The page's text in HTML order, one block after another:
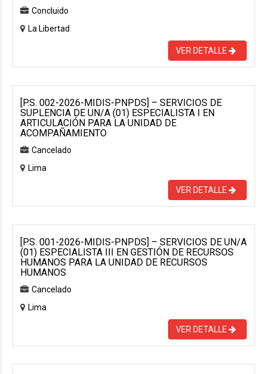
Concluido
La Libertad
VER DETALLE
[P.S. 002-2026-MIDIS-PNPDS] – SERVICIOS DE
SUPLENCIA DE UN/A (01) ESPECIALISTA I EN
ARTICULACIÓN PARA LA UNIDAD DE
ACOMPAÑAMIENTO
Cancelado
Lima
VER DETALLE
[P.S. 001-2026-MIDIS-PNPDS] – SERVICIOS DE UN/A
(01) ESPECIALISTA III EN GESTIÓN DE RECURSOS
HUMANOS PARA LA UNIDAD DE RECURSOS
HUMANOS
Cancelado
Lima
VER DETALLE